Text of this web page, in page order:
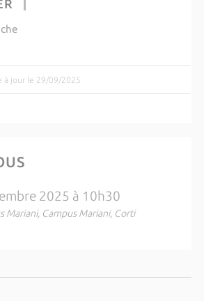
à jour le 29/09/2025
2025 à 10h30
Mariani, Campus Mariani, Corti